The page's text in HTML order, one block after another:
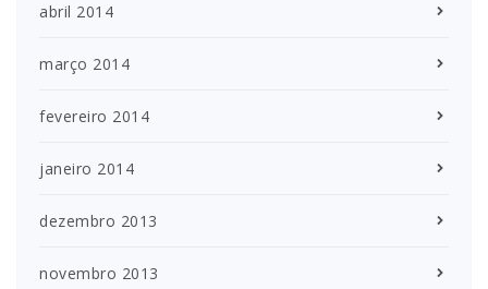
abril 2014
março 2014
fevereiro 2014
janeiro 2014
dezembro 2013
novembro 2013